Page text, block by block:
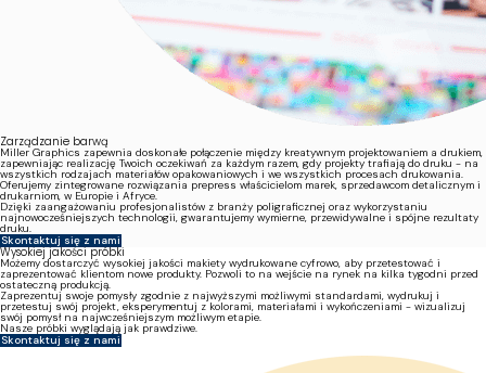
Zarządzanie barwą
Miller Graphics zapewnia doskonałe połączenie między kreatywnym projektowaniem a drukiem,
zapewniając realizację Twoich oczekiwań za każdym razem, gdy projekty trafiają do druku - na
wszystkich rodzajach materiałów opakowaniowych i we wszystkich procesach drukowania.
Oferujemy zintegrowane rozwiązania prepress właścicielom marek, sprzedawcom detalicznym i
drukarniom, w Europie i Afryce.
Dzięki zaangażowaniu profesjonalistów z branży poligraficznej oraz wykorzystaniu
najnowocześniejszych technologii, gwarantujemy wymierne, przewidywalne i spójne rezultaty
druku.
Skontaktuj się z nami
Wysokiej jakości próbki
Możemy dostarczyć wysokiej jakości makiety wydrukowane cyfrowo, aby przetestować i
zaprezentować klientom nowe produkty. Pozwoli to na wejście na rynek na kilka tygodni przed
ostateczną produkcją.
Zaprezentuj swoje pomysły zgodnie z najwyższymi możliwymi standardami, wydrukuj i
przetestuj swój projekt, eksperymentuj z kolorami, materiałami i wykończeniami - wizualizuj
swój pomysł na najwcześniejszym możliwym etapie.
Nasze próbki wyglądają jak prawdziwe.
Skontaktuj się z nami